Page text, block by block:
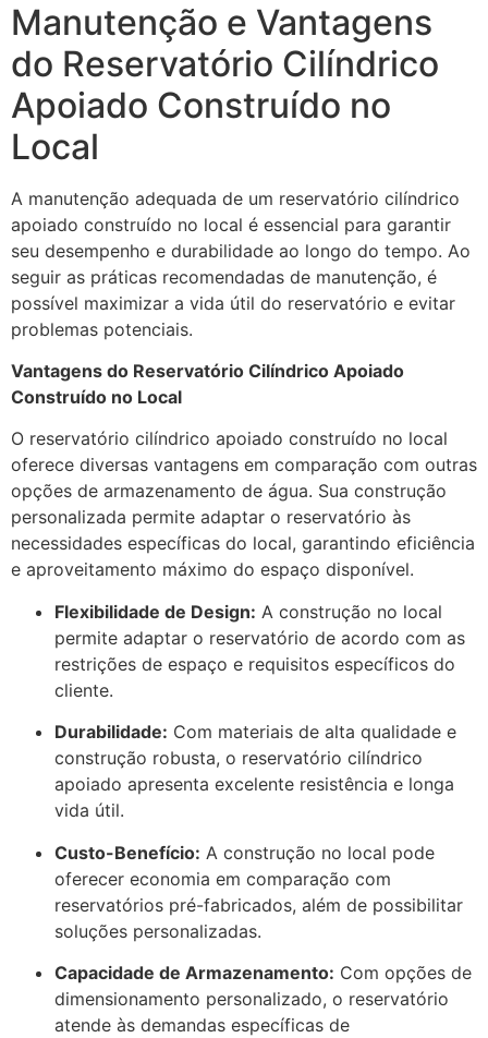
Manutenção e Vantagens
do Reservatório Cilíndrico
Apoiado Construído no
Local
A manutenção adequada de um reservatório cilíndrico
apoiado construído no local é essencial para garantir
seu desempenho e durabilidade ao longo do tempo. Ao
seguir as práticas recomendadas de manutenção, é
possível maximizar a vida útil do reservatório e evitar
problemas potenciais.
Vantagens do Reservatório Cilíndrico Apoiado
Construído no Local
O reservatório cilíndrico apoiado construído no local
oferece diversas vantagens em comparação com outras
opções de armazenamento de água. Sua construção
personalizada permite adaptar o reservatório às
necessidades específicas do local, garantindo eficiência
e aproveitamento máximo do espaço disponível.
Flexibilidade de Design: A construção no local
permite adaptar o reservatório de acordo com as
restrições de espaço e requisitos específicos do
cliente.
Durabilidade: Com materiais de alta qualidade e
construção robusta, o reservatório cilíndrico
apoiado apresenta excelente resistência e longa
vida útil.
Custo-Benefício: A construção no local pode
oferecer economia em comparação com
reservatórios pré-fabricados, além de possibilitar
soluções personalizadas.
Capacidade de Armazenamento: Com opções de
dimensionamento personalizado, o reservatório
atende às demandas específicas de